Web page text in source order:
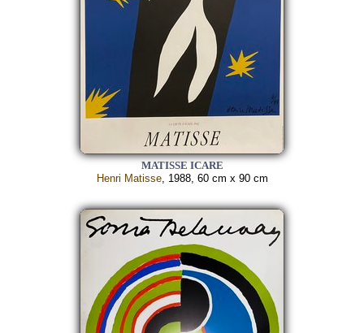
MATISSE ICARE
Henri Matisse, 1988, 60 cm x 90 cm